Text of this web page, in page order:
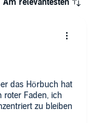
das Hörbuch hat
roter Faden, ich
zu bleiben